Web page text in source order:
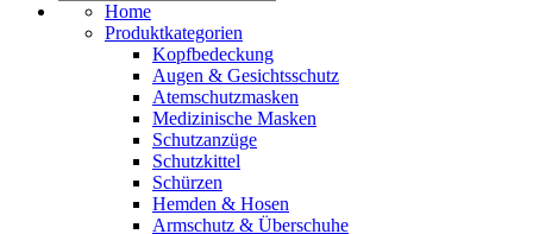
Home
Produktkategorien
Kopfbedeckung
Augen & Gesichtsschutz
Atemschutzmasken
Medizinische Masken
Schutzanzüge
Schutzkittel
Schürzen
Hemden & Hosen
Armschutz & Überschuhe